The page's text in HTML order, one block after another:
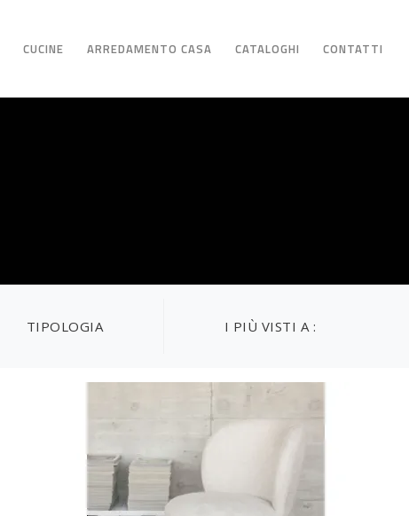
CUCINE ARREDAMENTO CASA CATALOGHI CONTATTI
TIPOLOGIA I PIÙ VISTI A :